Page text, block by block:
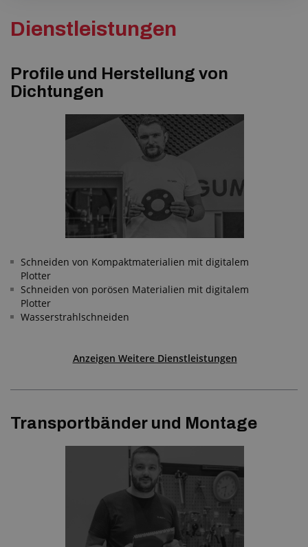
Dienstleistungen
Profile und Herstellung von
Dichtungen
Schneiden von Kompaktmaterialien mit digitalem
Plotter
Schneiden von porösen Materialien mit digitalem
Plotter
Wasserstrahlschneiden
Anzeigen Weitere Dienstleistungen
Transportbänder und Montage